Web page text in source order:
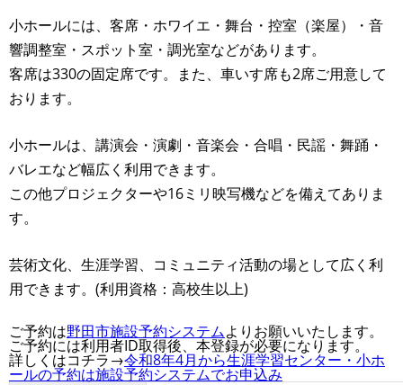
小ホールには、客席・ホワイエ・舞台・控室（楽屋）・音
響調整室・スポット室・調光室などがあります。
客席は330の固定席です。また、車いす席も2席ご用意して
おります。
小ホールは、講演会・演劇・音楽会・合唱・民謡・舞踊・
バレエなど幅広く利用できます。
この他プロジェクターや16ミリ映写機などを備えてありま
す。
芸術文化、生涯学習、コミュニティ活動の場として広く利
用できます。(利用資格：高校生以上)
ご予約は野田市施設予約システムよりお願いいたします。
ご予約には利用者ID取得後、本登録が必要になります。
詳しくはコチラ→令和8年4月から生涯学習センター・小ホ
ールの予約は施設予約システムでお申込み